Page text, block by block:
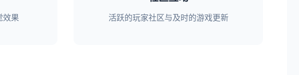
效果 活跃的玩家社区与及时的游戏更新